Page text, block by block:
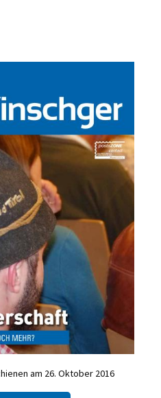
am 26. Oktober 2016